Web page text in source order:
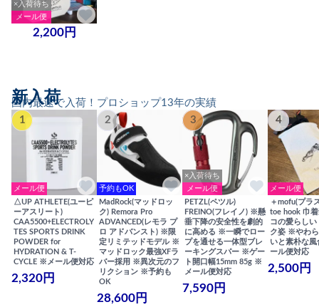
×入荷待ち
メール便
2,200円
国内最速で入荷！プロショップ13年の実績
新入荷
1
メール便
△UP ATHLETE(ユーピ
ーアスリート)
CAA5500+ELECTROLY
TES SPORTS DRINK
POWDER for
HYDRATION & T-
CYCLE ※メール便対応
2,320円
2
予約もOK
MadRock(マッドロッ
ク) Remora Pro
ADVANCED(レモラ プ
ロ アドバンスト) ※限
定リミテッドモデル ※
マッドロック最強XFラ
バー採用 ※異次元のフ
リクション ※予約も
OK
28,600円
3
×入荷待ち
メール便
PETZL(ペツル)
FREINO(フレイノ) ※懸
垂下降の安全性を劇的
に高める ※一瞬でロー
プを通せる一体型ブレ
ーキングスパー ※ゲー
ト開口幅15mm 85g ※
メール便対応
7,590円
4
メール便
＋mofu(プラ
toe hook 巾
コの愛らしい
ク姿 ※やわ
いと素朴な
ール便対応
2,500円